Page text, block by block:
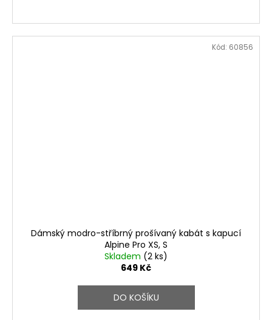
Dámský modro-stříbrný prošívaný kabát s kapucí
Alpine Pro XS, S
Skladem (2 ks)
649 Kč
DO KOŠÍKU
Kód: 60856